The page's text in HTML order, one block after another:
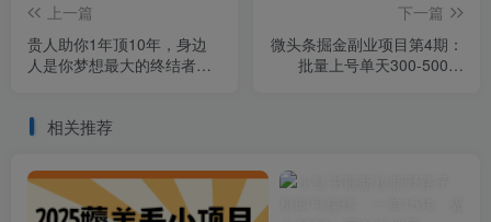
上一篇
贵人助你1年顶10年，身边
人是你梦想最大的终结者
下一篇
微头条掘金副业项目第4期：
批量上号单天300-500收
相关推荐